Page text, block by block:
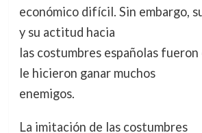
económico difícil. Sin embargo,
y su actitud hacia
las costumbres españolas
le hicieron ganar muchos
enemigos.
La imitación de las costumbres